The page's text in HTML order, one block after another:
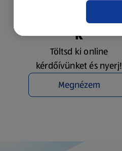
NYEREMÉNYJÁTÉ
K
Töltsd ki online
kérdőívünket és nyerj!
Megnézem